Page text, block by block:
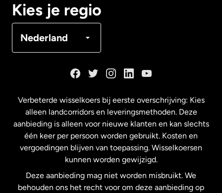
Kies je regio
Nederland
Maleisië
Nederland
Nieuw-Zeeland
Verbeterde wisselkoers bij eerste overschrijving: Kies
alleen landcorridors en leveringsmethoden. Deze
aanbieding is alleen voor nieuwe klanten en kan slechts
één keer per persoon worden gebruikt. Kosten en
vergoedingen blijven van toepassing. Wisselkoersen
kunnen worden gewijzigd.
Deze aanbieding mag niet worden misbruikt. We
behouden ons het recht voor om deze aanbieding op